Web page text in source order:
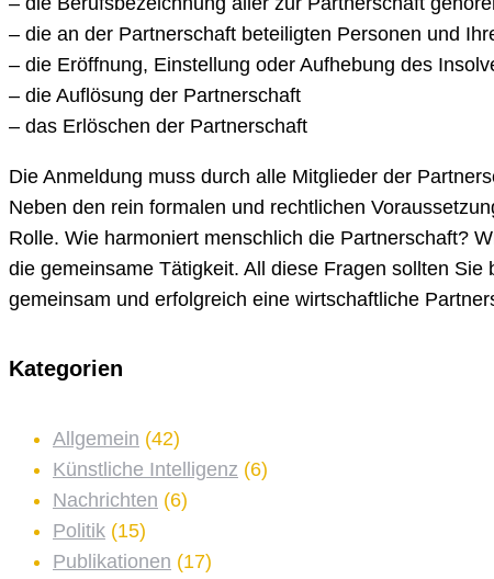
– die an der Partnerschaft beteiligten Personen und
– die Eröffnung, Einstellung oder Aufhebung des
– die Auflösung der Partnerschaft
– das Erlöschen der Partnerschaft
Die Anmeldung muss durch alle Mitglieder der
Neben den rein formalen und rechtlichen
Rolle. Wie harmoniert menschlich die Partnerschaft?
die gemeinsame Tätigkeit. All diese Fragen sollten
gemeinsam und erfolgreich eine wirtschaftliche
Kategorien
Allgemein (42)
Künstliche Intelligenz (6)
Nachrichten (6)
Politik (15)
Publikationen (17)